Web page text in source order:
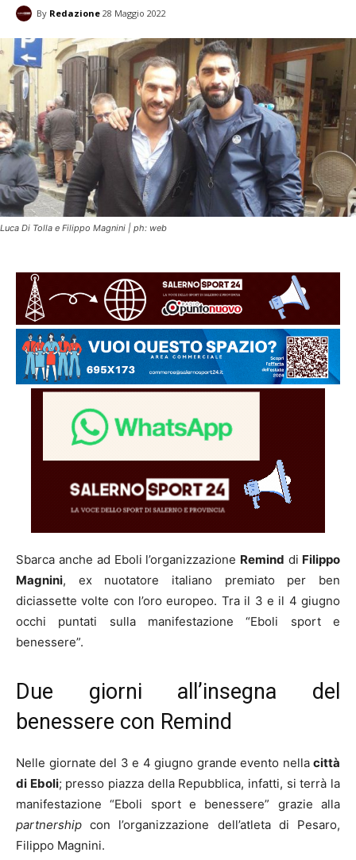
By Redazione 28 Maggio 2022
Luca Di Tolla e Filippo Magnini | ph: web
Sbarca anche ad Eboli l’organizzazione Remind di Filippo
Magnini, ex nuotatore italiano premiato per ben
diciassette volte con l’oro europeo. Tra il 3 e il 4 giugno
occhi puntati sulla manifestazione “Eboli sport e
benessere”.
Due giorni all’insegna del
benessere con Remind
Nelle giornate del 3 e 4 giugno grande evento nella città
di Eboli; presso piazza della Repubblica, infatti, si terrà la
manifestazione “Eboli sport e benessere” grazie alla
partnership con l’organizzazione dell’atleta di Pesaro,
Filippo Magnini.